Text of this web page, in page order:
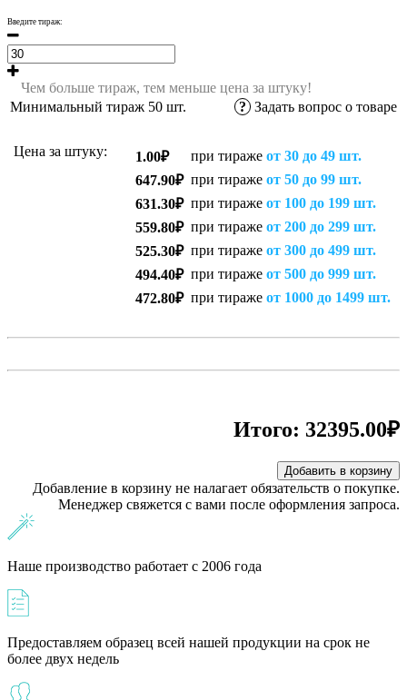
Введите тираж:
Чем больше тираж, тем меньше цена за штуку!
Минимальный тираж 50 шт. ? Задать вопрос о товаре
Цена за штуку: 1.00₽ при тираже от 30 до 49 шт.
647.90₽ при тираже от 50 до 99 шт.
631.30₽ при тираже от 100 до 199 шт.
559.80₽ при тираже от 200 до 299 шт.
525.30₽ при тираже от 300 до 499 шт.
494.40₽ при тираже от 500 до 999 шт.
472.80₽ при тираже от 1000 до 1499 шт.
Итого: 32395.00₽
Добавить в корзину
Добавление в корзину не налагает обязательств о покупке.
Менеджер свяжется с вами после оформления запроса.
Наше производство работает с 2006 года
Предоставляем образец всей нашей продукции на срок не
более двух недель